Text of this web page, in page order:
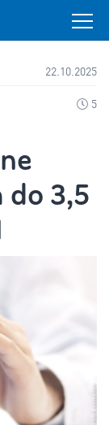
22.10.2025
5
3,5